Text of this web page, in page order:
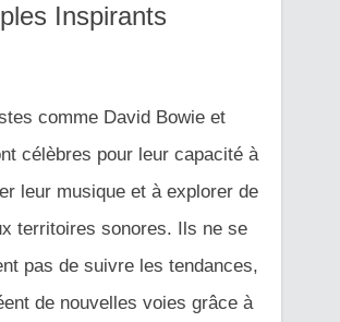
Inspirants
comme David Bowie et
célèbres pour leur capacité à
leur musique et à explorer de
territoires sonores. Ils ne se
pas de suivre les tendances,
de nouvelles voies grâce à